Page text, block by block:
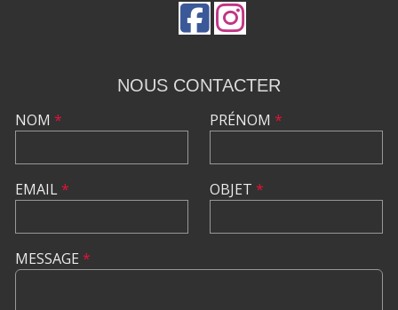
NOUS CONTACTER
NOM *
EMAIL*
PRÉNOM *
OBJET *
MESSAGE *